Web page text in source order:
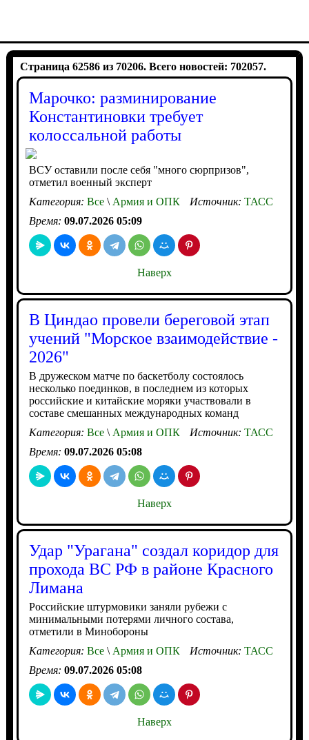
Страница 62586 из 70206. Всего новостей: 702057.
Марочко: разминирование
Константиновки требует
колоссальной работы
ВСУ оставили после себя "много сюрпризов",
отметил военный эксперт
Категория: Все\Армия и ОПК Источник: ТАСС
Время: 09.07.2026 05:09
Наверх
В Циндао провели береговой этап
учений "Морское взаимодействие -
2026"
В дружеском матче по баскетболу состоялось
несколько поединков, в последнем из которых
российские и китайские моряки участвовали в
составе смешанных международных команд
Категория: Все\Армия и ОПК Источник: ТАСС
Время: 09.07.2026 05:08
Наверх
Удар "Урагана" создал коридор для
прохода ВС РФ в районе Красного
Лимана
Российские штурмовики заняли рубежи с
минимальными потерями личного состава,
отметили в Минобороны
Категория: Все\Армия и ОПК Источник: ТАСС
Время: 09.07.2026 05:08
Наверх